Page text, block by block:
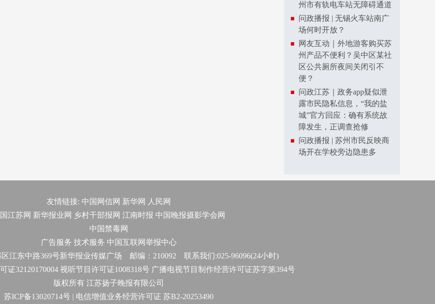
州市有轨电车站无障碍通道
问政播报 | 无锡火车站南广
场何时开放？
网友互动｜外地游客购买苏
州产品不便利？吴中区某社
区公共厕所夜间关闭引不
便？
问政江苏｜政务app疑似泄
露市民隐私信息，“我的盐
城”官方回应：确有系统故
障发生，正调查抢修
问政播报 | 苏州市民反映商
场开在学校旁边隐患多
友情链接: 中国网信网 新华网
人民网
江苏网 新华报业网 乡村干部报网 江南时报 中国晚报摄影学会网
中国禁毒网
广告服务 技术服务 中国互联网举报中心
江东中路369号新华报业传媒广场 邮编：210092 联系我们:025-96096(24小时)
证32120170004 视听节目许可证1008318号 广播电视节目制作经营许可证苏字第394号
版权所有 江苏扬子晚报有限公司
苏ICP备13020714号 | 电信增值业务经营许可证 苏B2-20253490